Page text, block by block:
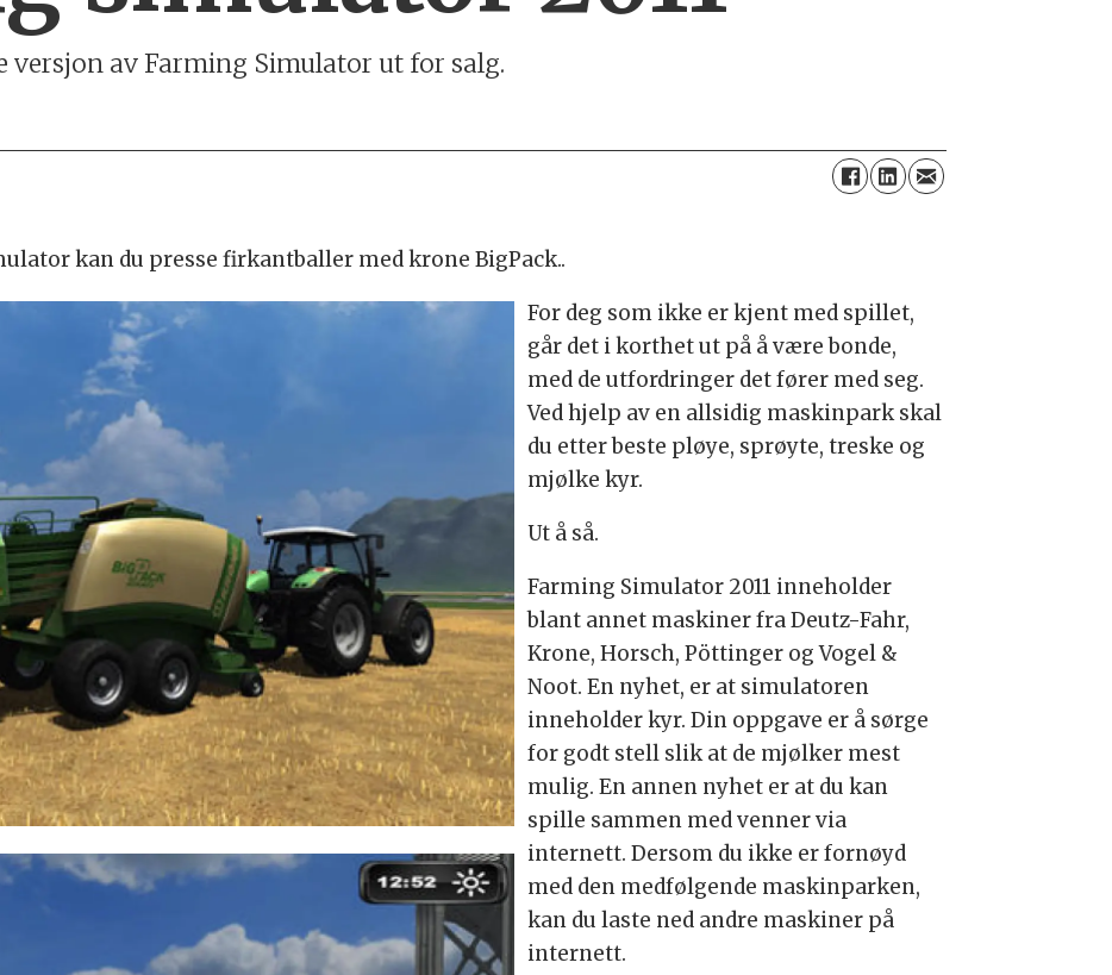
versjon av Farming Simulator ut for salg.
kan du presse firkantballer med krone BigPack..
For deg som ikke er kjent med spillet,
går det i korthet ut på å være bonde,
med de utfordringer det fører med seg.
Ved hjelp av en allsidig maskinpark skal
du etter beste pløye, sprøyte, treske og
mjølke kyr.
Ut å så.
Farming Simulator 2011 inneholder
blant annet maskiner fra Deutz-Fahr,
Krone, Horsch, Pöttinger og Vogel &
Noot. En nyhet, er at simulatoren
inneholder kyr. Din oppgave er å sørge
for godt stell slik at de mjølker mest
mulig. En annen nyhet er at du kan
spille sammen med venner via
internett. Dersom du ikke er fornøyd
med den medfølgende maskinparken,
kan du laste ned andre maskiner på
internett.